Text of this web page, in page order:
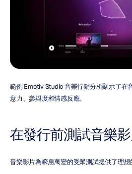
範例 Emotiv Studio 音樂行銷分析顯示了在
意力、參與度和情感反應。
在發行前測試音樂
音樂影片為瞬息萬變的受眾測試提供了理想